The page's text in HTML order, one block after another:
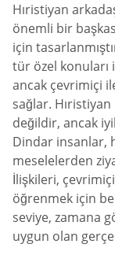
Hıristiyan
önemli bir
için
tür özel konuları
ancak çevrimiçi
sağlar.
değildir, ancak
Dindar insanlar,
meselelerden
İlişkileri,
öğrenmek için
seviye, zamana
uygun olan